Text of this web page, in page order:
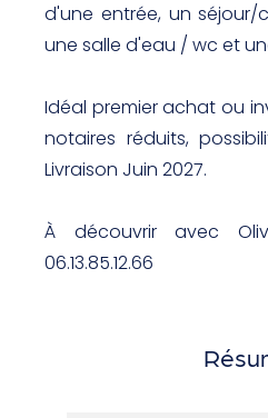
d'une entrée, un séjour/
une salle d'eau / wc et
Idéal premier achat ou
notaires réduits,
Livraison Juin 2027.
À découvrir avec
06.13.85.12.66